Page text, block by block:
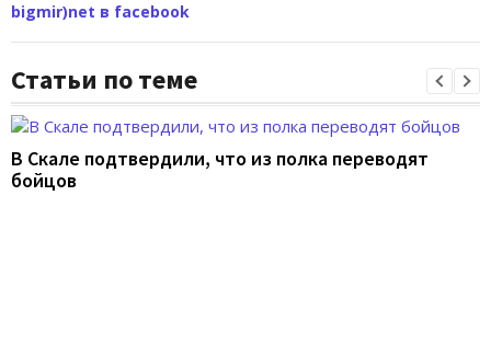
bigmir)net в facebook
Статьи по теме
В Скале подтвердили, что из полка переводят
бойцов